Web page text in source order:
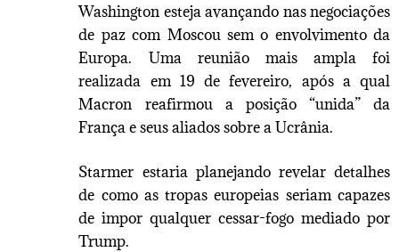
Washington esteja avançando nas negociações
de paz com Moscou sem o envolvimento da
Europa. Uma reunião mais ampla foi
realizada em 19 de fevereiro, após a qual
Macron reafirmou a posição “unida” da
França e seus aliados sobre a Ucrânia.
Starmer estaria planejando revelar detalhes
de como as tropas europeias seriam capazes
de impor qualquer cessar-fogo mediado por
Trump.